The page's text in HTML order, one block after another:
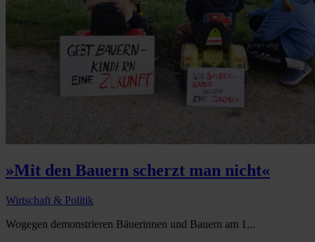
»Mit den Bauern scherzt man nicht«
Wirtschaft & Politik
Wogegen demonstrieren Bäuerinnen und Bauern am 1...